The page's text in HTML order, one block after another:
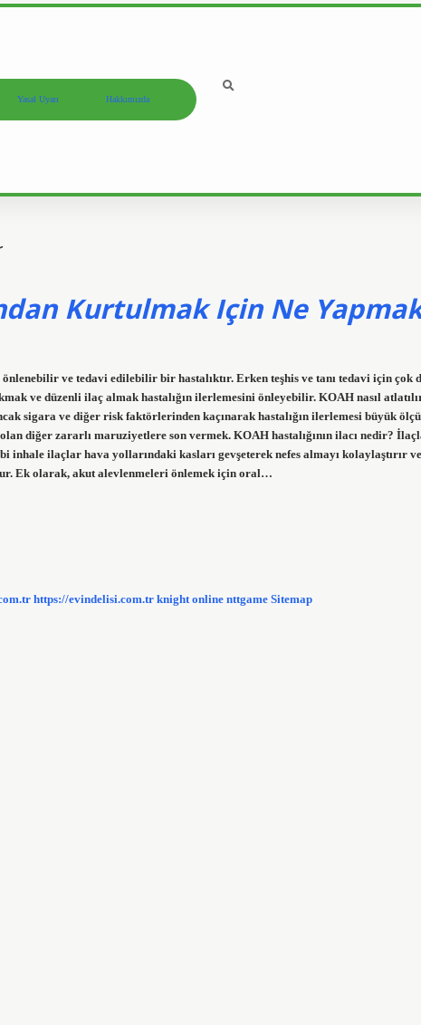
Yasal Uyarı Hakkımızda
Kurtulmak Için Ne
ve tedavi edilebilir bir hastalıktır. Erken teşhis ve tanı tedavi için çok
ve düzenli ilaç almak hastalığın ilerlemesini önleyebilir. KOAH nasıl
sigara ve diğer risk faktörlerinden kaçınarak hastalığın ilerlemesi büyük
olan diğer zararlı maruziyetlere son vermek. KOAH hastalığının ilacı nedir?
ilaçlar hava yollarındaki kasları gevşeterek nefes almayı kolaylaştırır
Ek olarak, akut alevlenmeleri önlemek için oral…
https://evindelisi.com.tr knight online nttgame Sitemap